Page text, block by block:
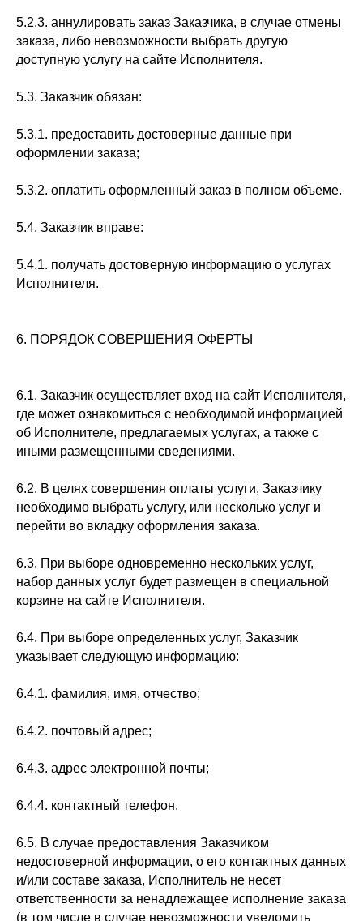
5.2.3. аннулировать заказ Заказчика, в случае отмены
заказа, либо невозможности выбрать другую
доступную услугу на сайте Исполнителя.
5.3. Заказчик обязан:
5.3.1. предоставить достоверные данные при
оформлении заказа;
5.3.2. оплатить оформленный заказ в полном объеме.
5.4. Заказчик вправе:
5.4.1. получать достоверную информацию о услугах
Исполнителя.
6. ПОРЯДОК СОВЕРШЕНИЯ ОФЕРТЫ
6.1. Заказчик осуществляет вход на сайт Исполнителя,
где может ознакомиться с необходимой информацией
об Исполнителе, предлагаемых услугах, а также с
иными размещенными сведениями.
6.2. В целях совершения оплаты услуги, Заказчику
необходимо выбрать услугу, или несколько услуг и
перейти во вкладку оформления заказа.
6.3. При выборе одновременно нескольких услуг,
набор данных услуг будет размещен в специальной
корзине на сайте Исполнителя.
6.4. При выборе определенных услуг, Заказчик
указывает следующую информацию:
6.4.1. фамилия, имя, отчество;
6.4.2. почтовый адрес;
6.4.3. адрес электронной почты;
6.4.4. контактный телефон.
6.5. В случае предоставления Заказчиком
недостоверной информации, о его контактных данных
и/или составе заказа, Исполнитель не несет
ответственности за ненадлежащее исполнение заказа
(в том числе в случае невозможности уведомить